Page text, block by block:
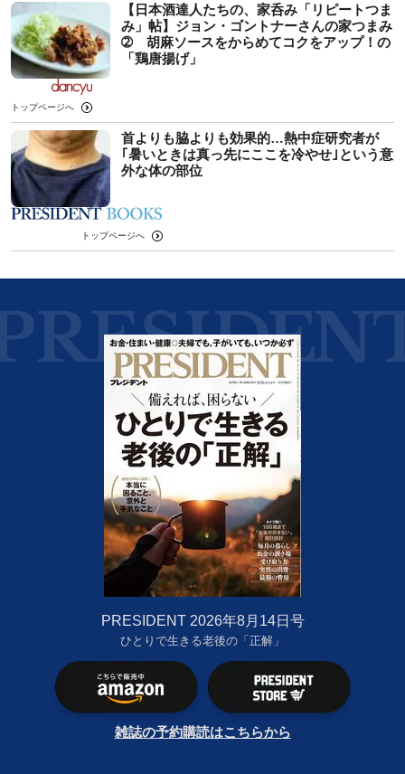
【日本酒達人たちの、家呑み「リピートつま
み」帖】ジョン・ゴントナーさんの家つまみ
➁ 胡麻ソースをからめてコクをアップ！の
「鶏唐揚げ」
トップページへ
首よりも脇よりも効果的…熱中症研究者が
｢暑いときは真っ先にここを冷やせ｣という意
外な体の部位
トップページへ
PRESIDENT 2026年8月14日号
ひとりで生きる老後の「正解」
雑誌の予約購読はこちらから